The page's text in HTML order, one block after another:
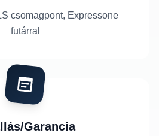
csomagpont, Expressone
futárral
Garancia